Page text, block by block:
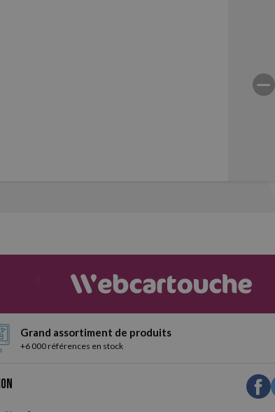
Grand assortiment de produits
+6 000 références en stock